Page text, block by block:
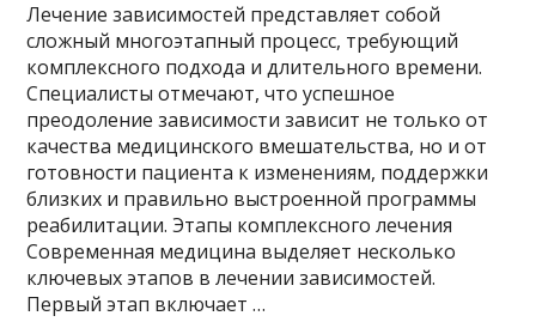
Лечение зависимостей представляет собой
сложный многоэтапный процесс, требующий
комплексного подхода и длительного времени.
Специалисты отмечают, что успешное
преодоление зависимости зависит не только от
качества медицинского вмешательства, но и от
готовности пациента к изменениям, поддержки
близких и правильно выстроенной программы
реабилитации. Этапы комплексного лечения
Современная медицина выделяет несколько
ключевых этапов в лечении зависимостей.
Первый этап включает …